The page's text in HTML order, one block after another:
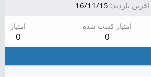
آخرین بازدید 16/11/15
امتیاز کسب شده
0
امتیاز
0